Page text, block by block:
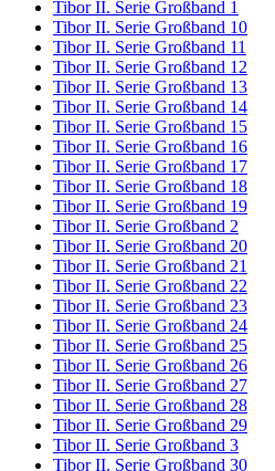
Tibor II. Serie Großband 1
Tibor II. Serie Großband 10
Tibor II. Serie Großband 11
Tibor II. Serie Großband 12
Tibor II. Serie Großband 13
Tibor II. Serie Großband 14
Tibor II. Serie Großband 15
Tibor II. Serie Großband 16
Tibor II. Serie Großband 17
Tibor II. Serie Großband 18
Tibor II. Serie Großband 19
Tibor II. Serie Großband 2
Tibor II. Serie Großband 20
Tibor II. Serie Großband 21
Tibor II. Serie Großband 22
Tibor II. Serie Großband 23
Tibor II. Serie Großband 24
Tibor II. Serie Großband 25
Tibor II. Serie Großband 26
Tibor II. Serie Großband 27
Tibor II. Serie Großband 28
Tibor II. Serie Großband 29
Tibor II. Serie Großband 3
Tibor II. Serie Großband 30